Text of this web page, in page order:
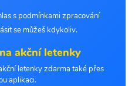
s podmínkami zpracování
se můžeš kdykoliv.
akční letenky
letenky zdarma také přes
aplikaci.